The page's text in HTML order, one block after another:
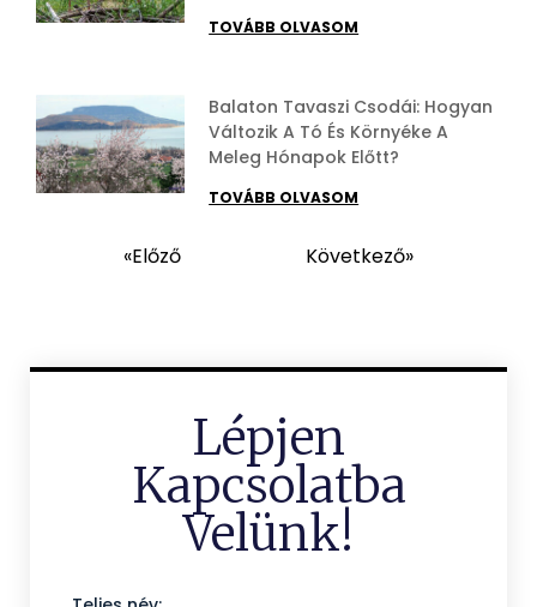
TOVÁBB OLVASOM
Balaton Tavaszi Csodái: Hogyan
Változik A Tó És Környéke A
Meleg Hónapok Előtt?
TOVÁBB OLVASOM
«Előző Következő»
Lépjen
Kapcsolatba
Velünk!